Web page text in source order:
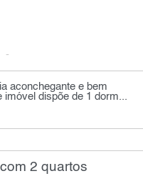
-
aconchegante e bem
imóvel dispõe de 1 dorm...
2 quartos